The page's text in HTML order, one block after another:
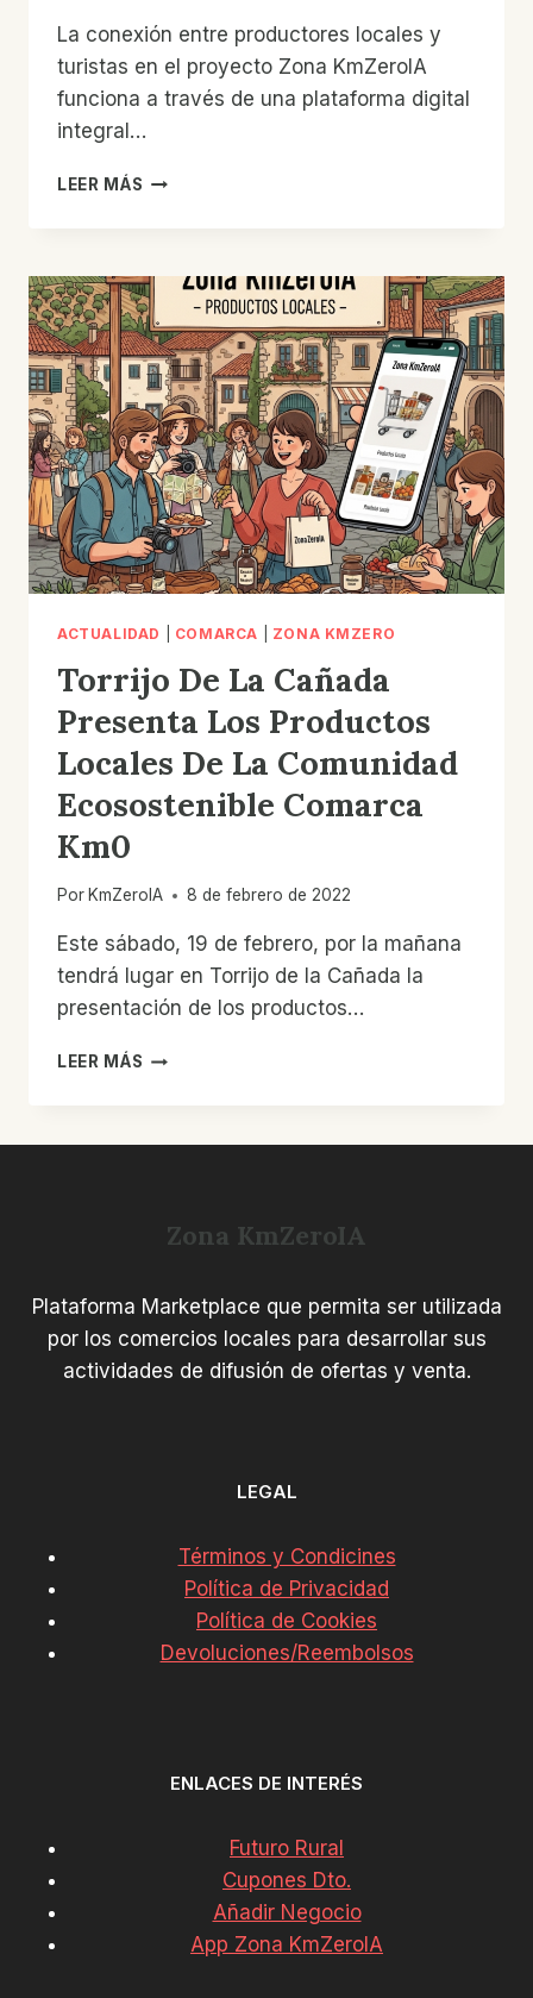
La conexión entre productores locales y
turistas en el proyecto Zona KmZeroIA
funciona a través de una plataforma digital
integral…
LEER MÁS ¿CÓMO
ENTRE
PRODUCTORES
Y
TURISTAS?
ACTUALIDAD COMARCA ZONA KMZERO
Torrijo De La Cañada
Presenta Los Productos
Locales De La Comunidad
Ecosostenible Comarca
Km0
Por KmZeroIA 8 de febrero de 2022
Este sábado, 19 de febrero, por la mañana
tendrá lugar en Torrijo de la Cañada la
presentación de los productos…
LEER MÁS TORRIJO
LOCALES
COMUNIDAD
ECOSOSTENIBLE
KM0
Zona KmZeroIA
Plataforma Marketplace que permita ser utilizada
por los comercios locales para desarrollar sus
actividades de difusión de ofertas y venta.
LEGAL
Términos y Condicines
Política de Privacidad
Política de Cookies
Devoluciones/Reembolsos
ENLACES DE INTERÉS
Futuro Rural
Cupones Dto.
Añadir Negocio
App Zona KmZeroIA